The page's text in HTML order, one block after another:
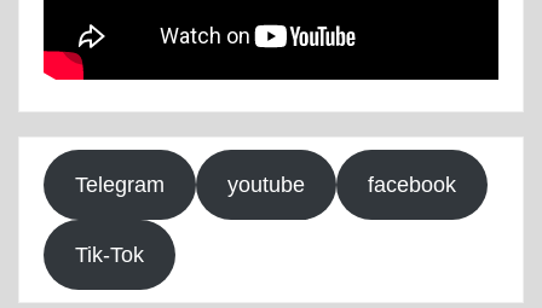
Telegram youtube facebook
Tik-Tok